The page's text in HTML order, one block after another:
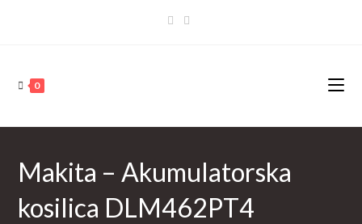
0
Makita – Akumulatorska
kosilica DLM462PT4